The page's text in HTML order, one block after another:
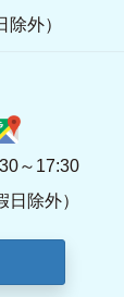
外）
～17:30
除外）